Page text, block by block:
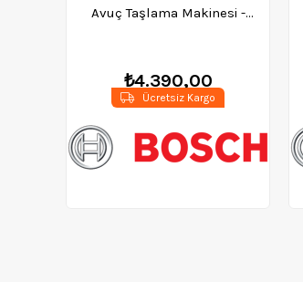
Avuç Taşlama Makinesi -
₺4.390,00
Ücretsiz Kargo